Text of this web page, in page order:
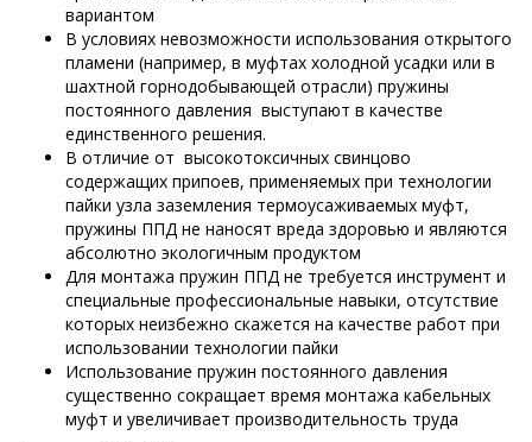
вариантом
В условиях невозможности использования открытого
пламени (например, в муфтах холодной усадки или в
шахтной горнодобывающей отрасли) пружины
постоянного давления выступают в качестве
единственного решения.
В отличие от высокотоксичных свинцово
содержащих припоев, применяемых при технологии
пайки узла заземления термоусаживаемых муфт,
пружины ППД не наносят вреда здоровью и являются
абсолютно экологичным продуктом
Для монтажа пружин ППД не требуется инструмент и
специальные профессиональные навыки, отсутствие
которых неизбежно скажется на качестве работ при
использовании технологии пайки
Использование пружин постоянного давления
существенно сокращает время монтажа кабельных
муфт и увеличивает производительность труда